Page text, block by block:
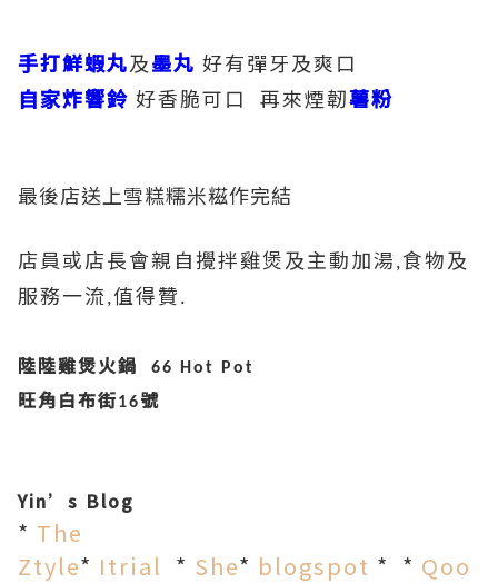
手打鮮蝦丸及墨丸 好有彈牙及爽口
自家炸響鈴 好香脆可口 再來煙韌薯粉
最後店送上雪糕糯米糍作完結
店員或店長會親自攪拌雞煲及主動加湯 ,食物及
服務一流 ,值得贊 .
陸陸雞煲火鍋 66 Hot Pot
旺角白布街16號
Yin’s Blog
* The
Ztyle* Itrial * She* blogspot * * Qoo